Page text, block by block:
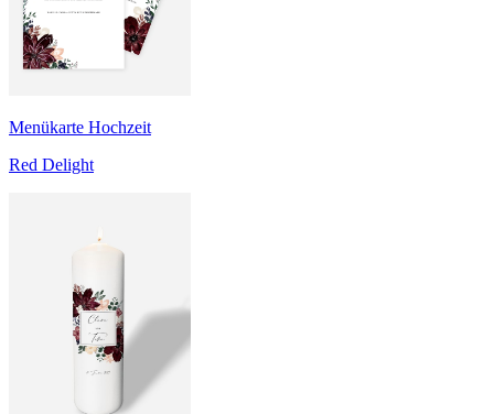
Menükarte Hochzeit
Red Delight